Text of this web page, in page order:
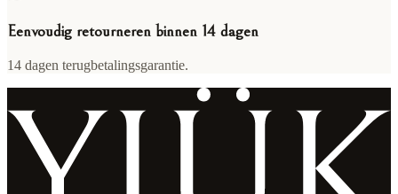
Eenvoudig retourneren binnen 14 dagen
14 dagen terugbetalingsgarantie.